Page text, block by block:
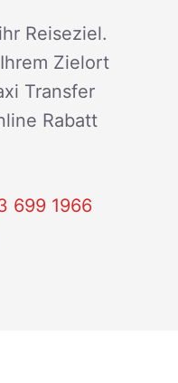
Reiseziel.
Zielort
Transfer
Rabatt
699 1966